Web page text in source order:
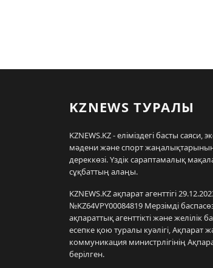
KZNEWS ТУРАЛЫ
KZNEWS.KZ - еліміздегі басты саяси,
мәдени және спорт жаңалықтарының
дереккөзі. Үздік сараптамалық
сұқбаттың алаңы.
KZNEWS.KZ ақпарат агенттігі
№KZ64VPY00084819 Мерзімді
ақпараттық агенттікті және желілік
есепке қою туралы куәлігі, Ақпарат
коммуникация министрлігінің
берілген.